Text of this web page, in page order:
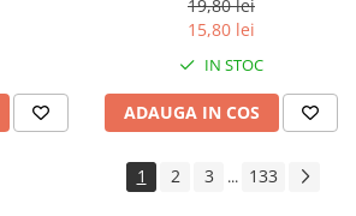
19,80 lei
15,80 lei
IN STOC
ADAUGA IN COS
1 2 3 ... 133